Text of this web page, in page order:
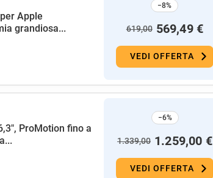
Apple
grandiosa...
−8%
619,00 569,49 €
VEDI OFFERTA
ProMotion fino a
−6%
1.339,00 1.259,00 €
VEDI OFFERTA